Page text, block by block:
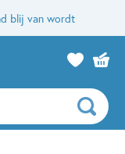
blij van wordt